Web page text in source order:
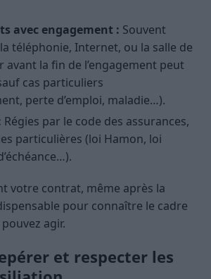
avec engagement : Souvent
téléphonie, Internet, ou la salle de
avant la fin de l’engagement peut
cas particuliers
perte d’emploi, maladie…).
Régies par le code des assurances,
particulières (loi Hamon, loi
votre contrat, même après la
pour connaître le cadre
agir.
et respecter les